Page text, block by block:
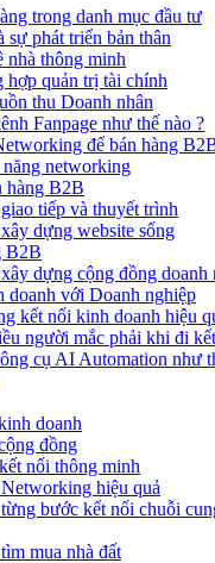
trong danh mục đầu tư
sự phát triển bản thân
nhà thông minh
hợp quản trị tài chính
thu Doanh nhân
Fanpage như thế nào ?
để bán hàng
networking
hàng B2B
tiếp và thuyết trình
dựng website sống
B2B
dựng cộng đồng doanh
doanh với Doanh nghiệp
kết nối kinh doanh hiệu
người mắc phải khi đi
cụ AI Automation như
doanh
đồng
nối thông minh
hiệu quả
bước kết nối chuỗi
mua nhà đất